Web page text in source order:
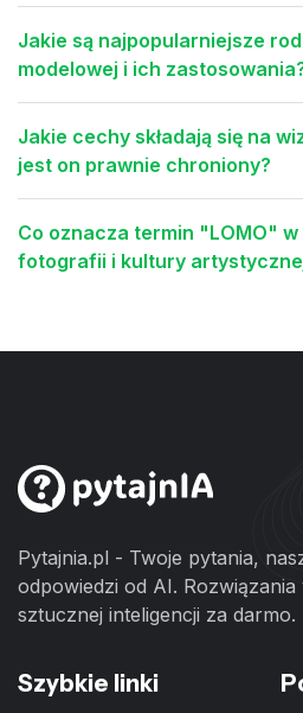
Jakie są najpopularniejsze
modelowej i ich
Jakie cechy składają się na
jest on prawnie chroniony?
Co oznacza termin "LOMO"
fotografii i kultury
Pytajnia.pl - Twoje pytania,
odpowiedzi od AI.
sztucznej inteligencji za darmo.
Szybkie linki